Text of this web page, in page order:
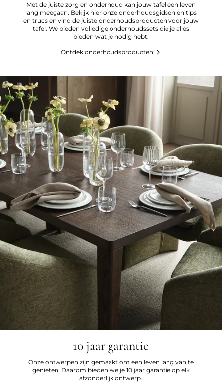
Met de juiste zorg en onderhoud kan jouw tafel een leven
lang meegaan. Bekijk hier onze onderhoudsgidsen en tips
en trucs en vind de juiste onderhoudsproducten voor jouw
tafel. We bieden volledige onderhoudssets die je alles
bieden wat je nodig hebt.
Ontdek onderhoudsproducten
10 jaar garantie
Onze ontwerpen zijn gemaakt om een leven lang van te
genieten. Daarom bieden we je 10 jaar garantie op elk
afzonderlijk ontwerp.